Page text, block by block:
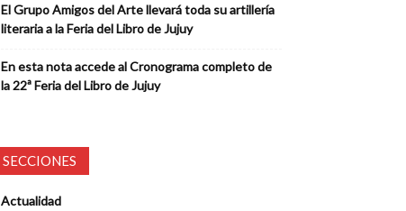
El Grupo Amigos del Arte llevará toda su artillería
literaria a la Feria del Libro de Jujuy
En esta nota accede al Cronograma completo de
la 22ª Feria del Libro de Jujuy
SECCIONES
Actualidad